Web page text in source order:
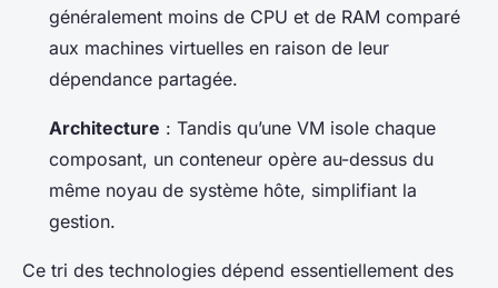
généralement moins de CPU et de RAM comparé
aux machines virtuelles en raison de leur
dépendance partagée.
Architecture : Tandis qu’une VM isole chaque
composant, un conteneur opère au-dessus du
même noyau de système hôte, simplifiant la
gestion.
Ce tri des technologies dépend essentiellement des